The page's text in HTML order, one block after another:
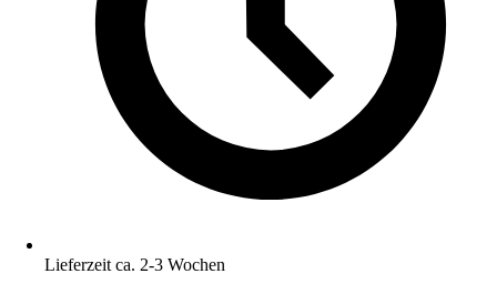
Lieferzeit ca. 2-3 Wochen